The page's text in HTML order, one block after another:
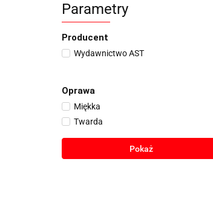
Parametry
Producent
Wydawnictwo AST
Oprawa
Miękka
Twarda
Pokaż